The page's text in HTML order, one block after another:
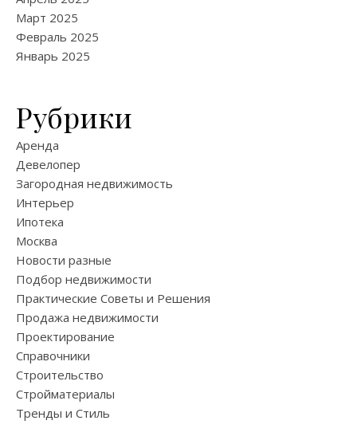
Март 2025
Февраль 2025
Январь 2025
Рубрики
Аренда
Девелопер
Загородная недвижимость
Интерьер
Ипотека
Москва
Новости разные
Подбор недвижимости
Практические Советы и Решения
Продажа недвижимости
Проектирование
Справочники
Строительство
Стройматериалы
Тренды и Стиль